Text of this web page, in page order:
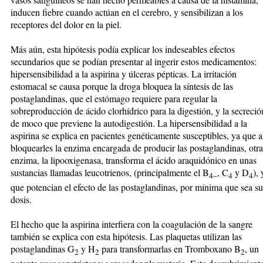
inducen fiebre cuando actúan en el cerebro, y sensibilizan a los
receptores del dolor en la piel.
Más aún, esta hipótesis podía explicar los indeseables efectos
secundarios que se podían presentar al ingerir estos medicamentos:
hipersensibilidad a la aspirina y úlceras pépticas. La irritación
estomacal se causa porque la droga bloquea la síntesis de las
postaglandinas, que el estómago requiere para regular la
sobreproducción de ácido clorhídrico para la digestión, y la
de moco que previene la autodigestión. La hipersensibilidad a la
aspirina se explica en pacientes genéticamente susceptibles, ya que
bloquearles la enzima encargada de producir las postaglandinas, otra
enzima, la lipooxigenasa, transforma el ácido araquidónico en unas
sustancias llamadas leucotrienos, (principalmente el B4–, C4 y D4),
que potencian el efecto de las postaglandinas, por mínima que sea su
dosis.
El hecho que la aspirina interfiera con la coagulación de la sangre
también se explica con esta hipótesis. Las plaquetas utilizan las
postaglandinas G2 y H2 para transformarlas en Tromboxano B2, un